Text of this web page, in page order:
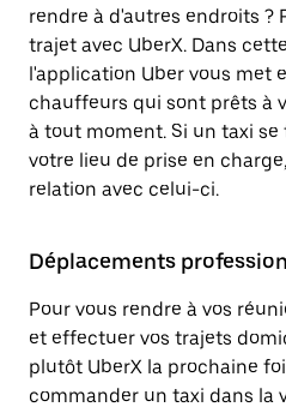
rendre à d'autres endroits ?
trajet avec UberX. Dans
l'application Uber vous met
chauffeurs qui sont prêts à
à tout moment. Si un taxi
votre lieu de prise en
relation avec celui-ci.
Déplacements
Pour vous rendre à vos
et effectuer vos trajets
plutôt UberX la prochaine
commander un taxi dans la